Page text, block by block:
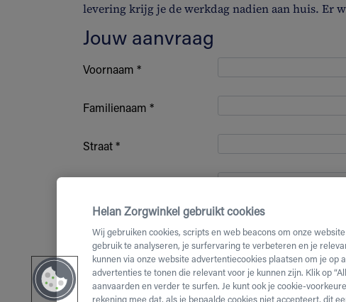
levering krijg je de werkdag nadien aan huis. Er
Jouw aanvraag
Voornaam *
Familienaam *
Straat *
Postcode *
Helan Zorgwinkel gebruikt cookies
Wij gebruiken cookies, scripts en web beacons om onze
gebruik te analyseren, je surfervaring te verbeteren en je
kunnen via onze website advertentiecookies plaatsen om je op
advertenties te tonen die relevant voor je kunnen zijn. Klik op
aanvaarden en verder te surfen. Je kunt ook je cookie-